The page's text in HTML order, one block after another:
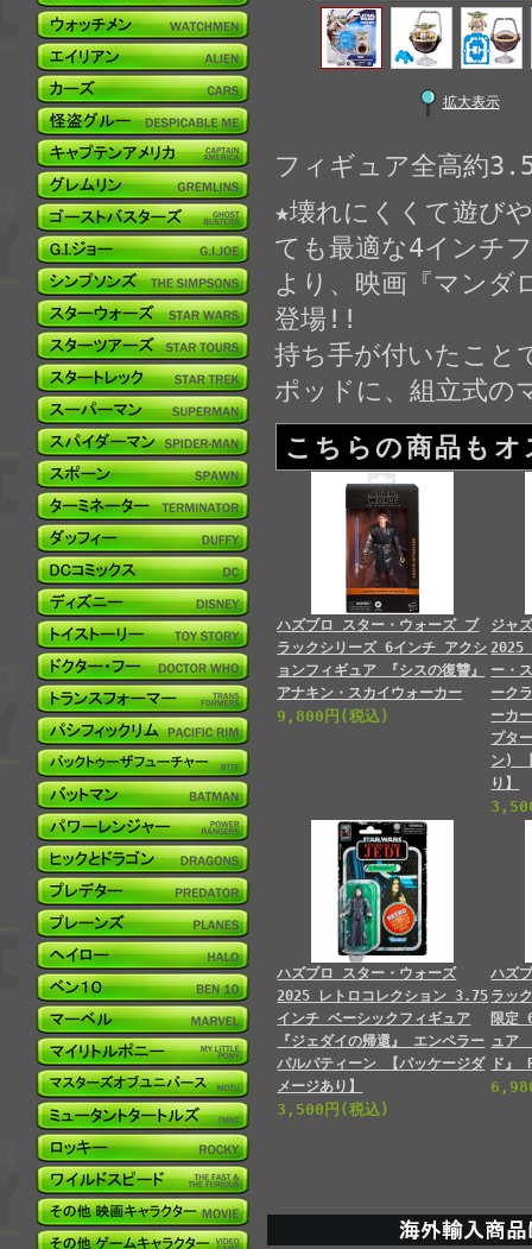
拡大表示
フィギュア全高約
★壊れにくくて遊び
ても最適な4インチ
より、映画『マンダ
登場!!
持ち手が付いたこと
ポッドに、組立式の
こちらの商品も
ハズブロ スター・ウォーズ ブ
ラックシリーズ 6インチ アクシ
ョンフィギュア 『シスの復讐』
アナキン・スカイウォーカー
9,800円(税込)
ジャ
2025
ー・
ーク
ーカ
プタ
ン)
り】
ハズブロ スター・ウォーズ
2025 レトロコレクション 3.75
インチ ベーシックフィギュア
『ジェダイの帰還』 エンペラー
パルパティーン 【パッケージダ
メージあり】
3,500円(税込)
ハズ
ラッ
限定
ュア
ド』